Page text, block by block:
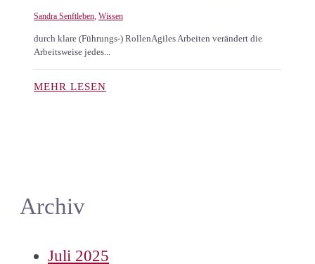
Archiv
Juli 2025
Sandra Senftleben, Wissen
durch klare (Führungs-) RollenAgiles Arbeiten verändert die
Arbeitsweise jedes...
MEHR LESEN